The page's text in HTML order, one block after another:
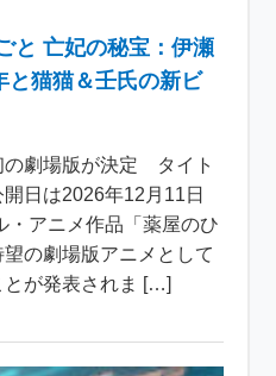
と 亡妃の秘宝：伊瀬
と猫猫＆壬氏の新ビ
の劇場版が決定 タイト
日は2026年12月11日
・アニメ作品「薬屋のひ
の劇場版アニメとして
とが発表されま […]